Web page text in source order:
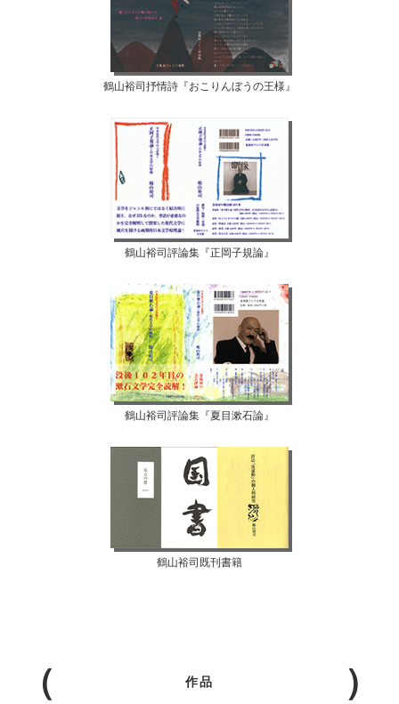
鶴山裕司抒情詩『おこりんぼうの王様』
鶴山裕司評論集『正岡子規論』
鶴山裕司評論集『夏目漱石論』
鶴山裕司既刊書籍
作品